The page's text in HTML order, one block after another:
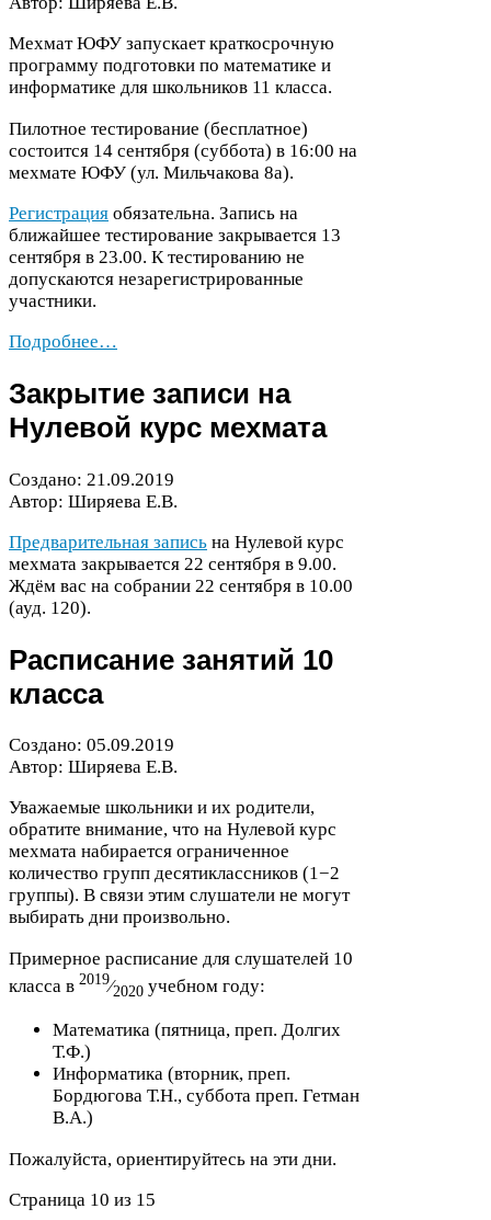
МехматЮФУ запускает краткосрочную
программу подготовки по математике и
информатике для школьников 11 класса.
Пилотное тестирование (бесплатное)
состоится 14 сентября (суббота) в 16:00 на
мехмате ЮФУ (ул. Мильчакова 8а).
Регистрация обязательна. Запись на
ближайшее тестирование закрывается 13
сентября в 23.00. К тестированию не
допускаются незарегистрированные
участники.
Подробнее…
Закрытие записи на
Нулевой курс мехмата
Создано: 21 .09.2019
Автор: Ширяева Е.В.
Предварительная запись на Нулевой курс
мехмата закрывается 22 сентября в 9.00.
Ждём вас на собрании 22 сентября в 10.00
(ауд. 120).
Расписание занятий 10
класса
Создано: 05.09.2019
Автор: Ширяева Е.В.
Уважаемые школьники и их родители,
обратите внимание, что на Нулевой курс
мехмата набирается ограниченное
количество групп десятиклассников (1−2
группы). В связи этим слушатели не могут
выбирать дни произвольно.
Примерное расписание для слушателей 10
класса в 2019⁄2020 учебном году:
Математика (пятница, преп. Долгих
Т.Ф.)
Информатика (вторник, преп.
Бордюгова Т.Н., суббота преп. Гетман
В.А.)
Пожалуйста, ориентируйтесь на эти дни.
Страница 10 из 15